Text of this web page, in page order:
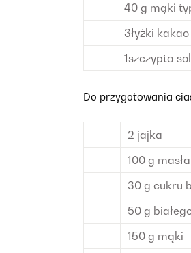
40 g mąki
3łyżki
1szczypta
Do przygotowania
2 jajka
100 g masła
30 g cukru
50 g
150 g mąki